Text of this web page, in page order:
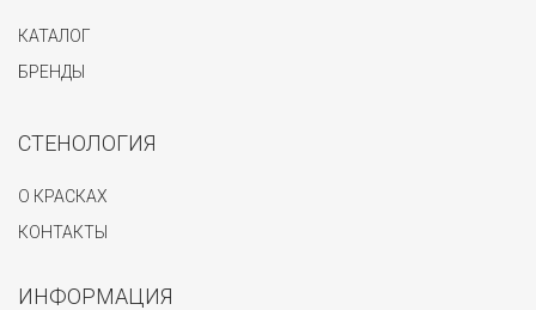
КАТАЛОГ
БРЕНДЫ
СТЕНОЛОГИЯ
О КРАСКАХ
КОНТАКТЫ
ИНФОРМАЦИЯ